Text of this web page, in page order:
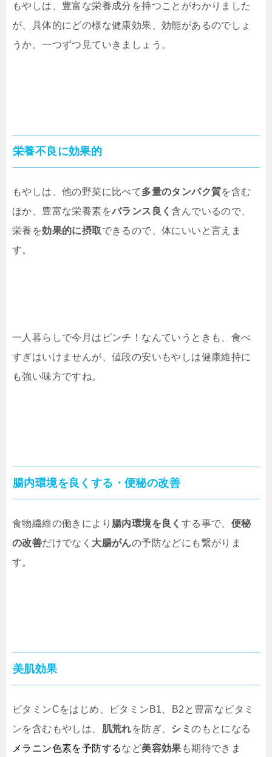
もやしは、豊富な栄養成分を持つことがわかりました
が、具体的にどの様な健康効果、効能があるのでしょ
うか。一つずつ見ていきましょう。
栄養不良に効果的
もやしは、他の野菜に比べて多量のタンパク質を含む
ほか、豊富な栄養素をバランス良く含んでいるので、
栄養を効果的に摂取できるので、体にいいと言えま
す。
一人暮らしで今月はピンチ！なんていうときも、食べ
すぎはいけませんが、値段の安いもやしは健康維持に
も強い味方ですね。
腸内環境を良くする・便秘の改善
食物繊維の働きにより 腸内環境を良く する事で、 便秘
の改善だけでなく 大腸がんの予防などにも繋がりま
す。
美肌効果
ビタミンCをはじめ、ビタミンB1、B2と豊富なビタミ
ンを含むもやしは、 肌荒れを防ぎ、 シミのもとになる
メラニン色素を予防するなど美容効果 も期待できま